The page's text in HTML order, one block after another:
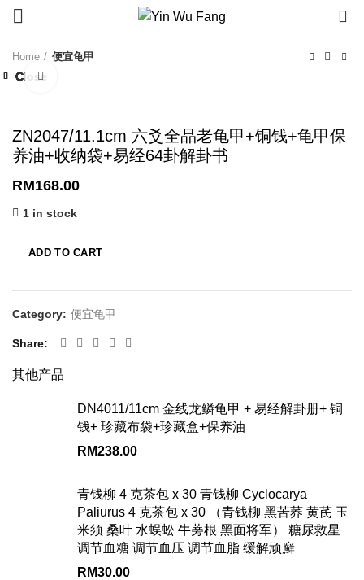
Home
便宜龟甲
ZN2047/11.1cm 六爻全品老龟甲+铜钱+龟甲保
养油+收纳袋+易经64卦解卦书
RM168.00
1 in stock
ADD TO CART
Category: 便宜龟甲
Share
其他产品
DN4011/11cm 金线龙鳞龟甲 + 易经解卦册+ 铜
钱+ 珍藏布袋+珍藏盒+保养油
RM238.00
青钱柳 4 克茶包 x 30 青钱柳 Cyclocarya
Paliurus 4 克茶包 x 30 （青钱柳 黑苦荞 黄芪 玉
米须 桑叶 水蜈蚣 牛蒡根 黑面将军） 糖尿救星
调节血糖 调节血压 调节血脂 缓解顽廯
RM30.00
Close
Close
Close
Close
Close
Close
Close
Close